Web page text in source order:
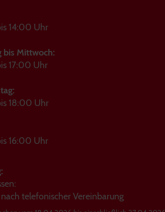
14:00 Uhr
bis Mittwoch:
17:00 Uhr
18:00 Uhr
16:00 Uhr
telefonischer Vereinbarung